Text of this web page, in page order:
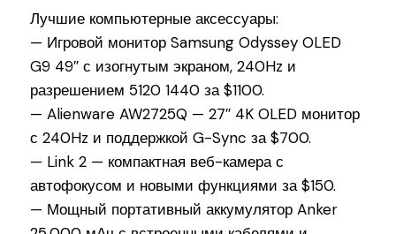
Лучшие компьютерные аксессуары:
— Игровой монитор Samsung Odyssey OLED
G9 49″ с изогнутым экраном, 240Hz и
разрешением 5120 1440 за $1100.
— Alienware AW2725Q — 27″ 4K OLED монитор
с 240Hz и поддержкой G-Sync за $700.
— Link 2 — компактная веб-камера с
автофокусом и новыми функциями за $150.
— Мощный портативный аккумулятор Anker